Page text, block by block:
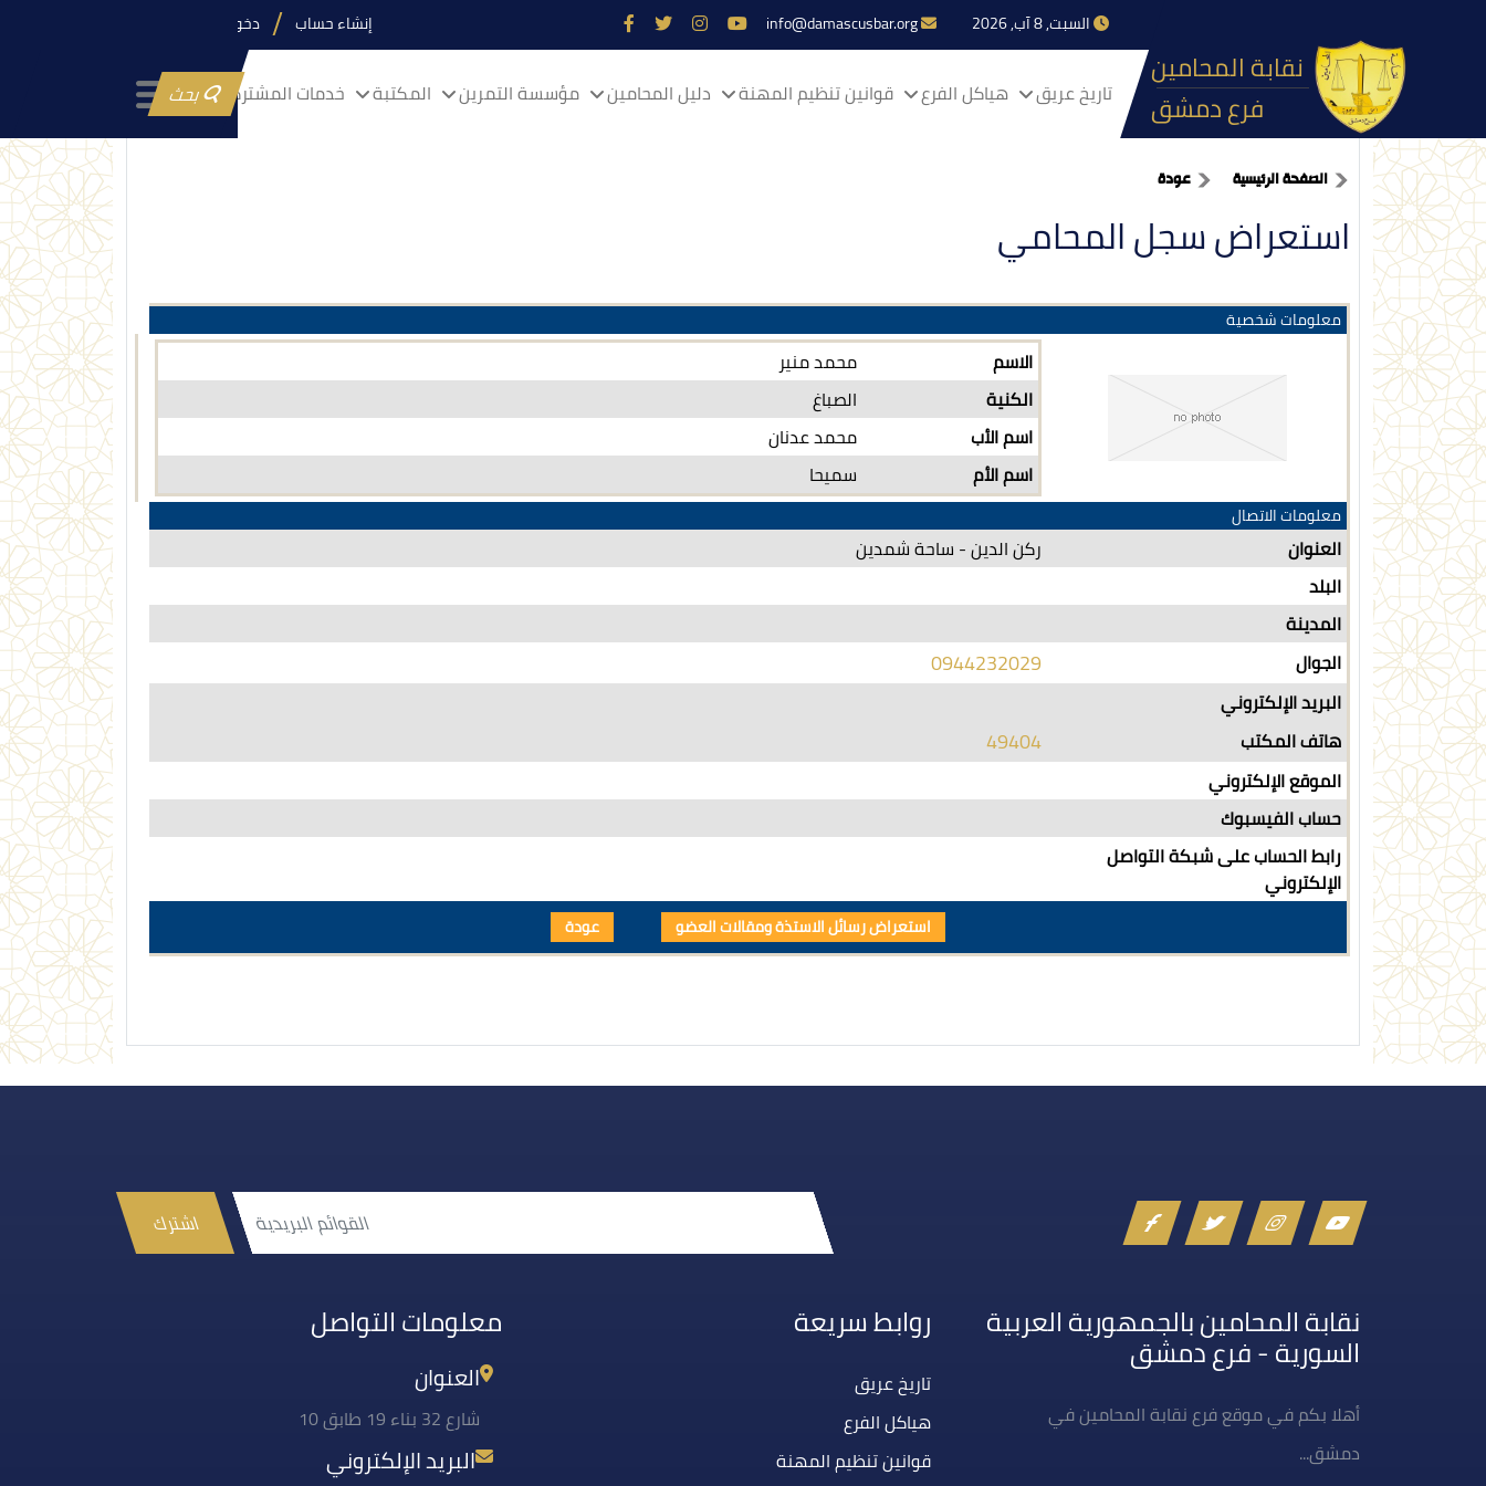
دخول إنشاء حساب info@damascusbar.org السبت, 8 آب, 2026
تاريخ عريق هياكل الفرع قوانين تنظيم المهنة دليل المحامين مؤسسة التمرين المكتبة خدمات المشتركينبحث
نقابة المحامين
فرع دمشق
الصفحة الرئيسية عودة
استعراض سجل المحامي
معلومات شخصية
الاسم
محمد منير
الكنية
الصباغ
اسم الأب
محمد عدنان
اسم الأم
سميحا
معلومات الاتصال
العنوان
ركن الدين - ساحة شمدين
البلد
المدينة
الجوال
0944232029
البريد الإلكتروني
هاتف المكتب
49404
الموقع الإلكتروني
حساب الفيسبوك
رابط الحساب على شبكة التواصل
الإلكتروني
اشترك
نقابة المحامين بالجمهورية العربية
السورية - فرع دمشق
أهلا بكم في موقع فرع نقابة المحامين في
دمشق...
روابط سريعة
تاريخ عريق
هياكل الفرع
قوانين تنظيم المهنة
معلومات التواصل
العنوان
شارع 32 بناء 19 طابق 10
البريد الإلكتروني